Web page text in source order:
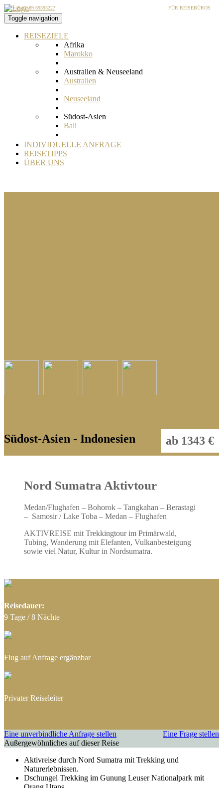
+49 (0) 89 69393227 FÜR REISEBÜROS
Toggle navigation
REISEZIELE
Afrika
Marokko
Australien & Neuseeland
Australien
Neuseeland
Südost-Asien
Bali
Bangladesch
Philippinen
Sri Lanka
Oman
Saudi Arabien
Vereinigte Arabische Emirate
Südkorea
INDIVIDUELLE ANFRAGE
REISETIPPS
ÜBER UNS
Südost-Asien - Indonesien ab 1343 €
Nord Sumatra Aktivtour
Medan/Flughafen – Bohorok – Tangkahan – Berastagi
– Samosir / Lake Toba – Medan – Flughafen
AKTIVREISE mit Trekkingtour im Primärwald,
Tubing, Wanderung mit Elefanten, Vulkanbesteigung
sowie viel Natur, Kultur in Nordsumatra.
Reisedauer:
9 Tage / 8 Nächte
Flug auf Anfrage ergänzbar
Privater Reiseleiter
Eine unverbindliche Anfrage stellen
Eine Frage stellen
Außergewöhnliches auf dieser Reise
Aktivreise durch Nord Sumatra mit Trekking und
Naturerlebnissen.
Dschungel Trekking im Gunung Leuser Nationalpark mit